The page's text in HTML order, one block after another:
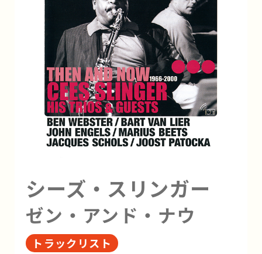
シーズ・スリンガー
ゼン・アンド・ナウ
トラックリスト